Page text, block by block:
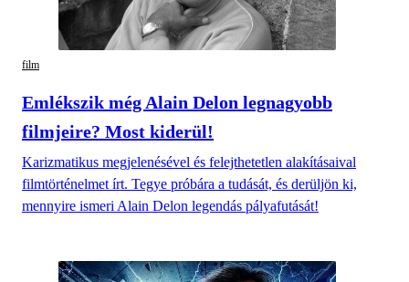
film
Emlékszik még Alain Delon legnagyobb
filmjeire? Most kiderül!
Karizmatikus megjelenésével és felejthetetlen alakításaival
filmtörténelmet írt. Tegye próbára a tudását, és derüljön ki,
mennyire ismeri Alain Delon legendás pályafutását!